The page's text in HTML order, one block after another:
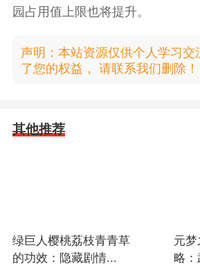
园占用值上限也将提升。
声明：本站资源仅供个人学习
了您的权益， 请联系我们删除！
其他推荐
绿巨人樱桃荔枝青青草
的功效：隐藏剧情...
元
略